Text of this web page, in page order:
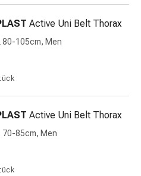
Active Uni Belt Thorax
80-105cm, Men
Active Uni Belt Thorax
70-85cm, Men